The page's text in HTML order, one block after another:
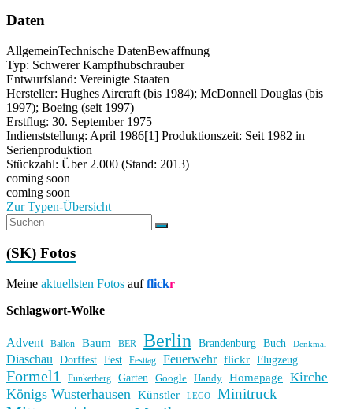
Daten
AllgemeinTechnische DatenBewaffnung
Typ: Schwerer Kampfhubschrauber
Entwurfsland: Vereinigte Staaten
Hersteller: Hughes Aircraft (bis 1984); McDonnell Douglas (bis
1997); Boeing (seit 1997)
Erstflug: 30. September 1975
Indienststellung: April 1986[1] Produktionszeit: Seit 1982 in
Serienproduktion
Stückzahl: Über 2.000 (Stand: 2013)
coming soon
coming soon
Zur Typen-Übersicht
(SK) Fotos
Meine aktuellsten Fotos aufflickr
Schlagwort-Wolke
Advent Ballon Baum BER Berlin Brandenburg Buch Denkmal
Diaschau Dorffest Fest Festtag Feuerwehr flickr Flugzeug
Formel1 Funkerberg Garten Google Handy Homepage Kirche
Königs Wusterhausen Künstler LEGO Minitruck